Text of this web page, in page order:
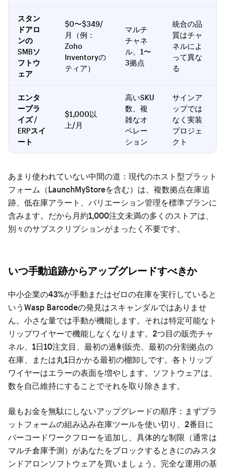
スタン
ドアロ
ンの
SMBソ
フトウ
ェア
$0〜$349/
月（例：
Zoho
Inventoryの
ティア）
マルチ
チャネ
ル、1〜
3拠点
統合の品
質はチャ
ネルによ
って異な
る
エンタ
ープラ
イズ /
ERPスイ
ート
$1,000以
上/月
高いSKU
数、複
雑なオ
ペレー
ション
サインア
ップでは
なく実装
プロジェ
クト
あまり使われていない中間の道：現代のホスト型プラット
フォーム（LaunchMyStoreを含む）は、複数拠点在庫追
跡、低在庫アラート、バリエーション管理を標準プランに
含みます。だから月約1,000注文未満の多くのストアは、
別々のサブスクリプションがまったく不要です。
いつ手動追跡からアップグレードすべきか
中小企業の43%が手動またはゼロの在庫を実行していると
いうWasp Barcodeの発見はスキャンダルではありませ
ん。小さな量では手動が機能します。それは特定可能なト
リップワイヤーで機能しなくなります。2つ目の販売チャ
ネル、1日10注文目、最初の過剰販売、最初の分割拠点の
在庫、または丸1日かかる最初の棚卸しです。各トリップ
ワイヤーはエラーの表面を増やします。ソフトウェアは、
数を自己維持にすることでそれを取り除きます。
最もお金を無駄にしないアップグレードの順序：まずプラ
ットフォームの組み込み在庫ツールを使い切り、2番目に
バーコードワークフローを追加し、具体的な制限（通常は
マルチ倉庫予測）があなたをブロックするときにのみスタ
ンドアロンソフトウェアを買いましょう。完全な運用の基